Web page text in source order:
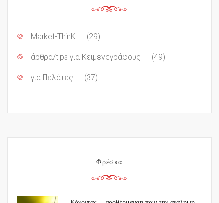
Market-ThinK (29)
άρθρα/tips για Κειμενογράφους (49)
για Πελάτες (37)
Φρέσκα